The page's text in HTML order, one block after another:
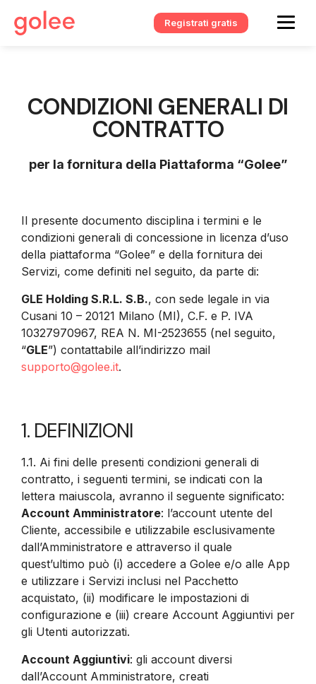
Registrati gratis
CONDIZIONI GENERALI DI
CONTRATTO
per la fornitura della Piattaforma “Golee”
Il presente documento disciplina i termini e le
condizioni generali di concessione in licenza d’uso
della piattaforma “Golee” e della fornitura dei
Servizi, come definiti nel seguito, da parte di:
GLE Holding S.R.L. S.B., con sede legale in via
Cusani 10 – 20121 Milano (MI), C.F. e P. IVA
10327970967, REA N. MI-2523655 (nel seguito,
“GLE”) contattabile all’indirizzo mail
supporto@golee.it.
1. DEFINIZIONI
1.1. Ai fini delle presenti condizioni generali di
contratto, i seguenti termini, se indicati con la
lettera maiuscola, avranno il seguente significato:
Account Amministratore: l’account utente del
Cliente, accessibile e utilizzabile esclusivamente
dall’Amministratore e attraverso il quale
quest’ultimo può (i) accedere a Golee e/o alle App
e utilizzare i Servizi inclusi nel Pacchetto
acquistato, (ii) modificare le impostazioni di
configurazione e (iii) creare Account Aggiuntivi per
gli Utenti autorizzati.
Account Aggiuntivi: gli account diversi
dall’Account Amministratore, creati